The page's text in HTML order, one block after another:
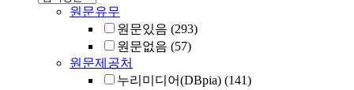
원문유무
원문있음 (293)
원문없음 (57)
원문제공처
누리미디어(DBpia) (141)